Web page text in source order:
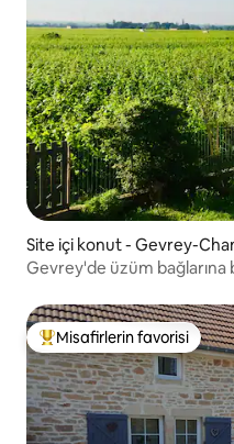
Site içi konut - Gevrey-
Gevrey'de üzüm bağlarına
Misafirlerin favorilerinden
Misafirlerin favorisi